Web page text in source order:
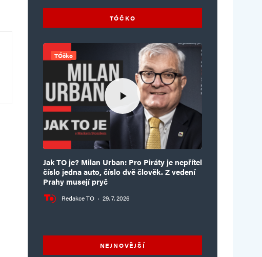
TÓČKO
TÓčko
Jak TO je? Milan Urban: Pro Piráty je nepřítel
číslo jedna auto, číslo dvě člověk. Z vedení
Prahy musejí pryč
Redakce TO · 29. 7. 2026
NEJNOVĚJŠÍ